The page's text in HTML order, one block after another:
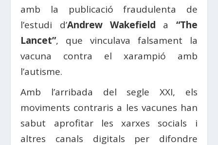
amb la publicació fraudulenta de
l’estudi d’Andrew Wakefield a “The
Lancet”, que vinculava falsament la
vacuna contra el xarampió amb
l’autisme.
Amb l’arribada del segle XXI, els
moviments contraris a les vacunes han
sabut aprofitar les xarxes socials i
altres canals digitals per difondre